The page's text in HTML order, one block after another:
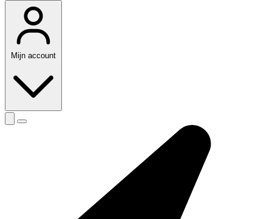
Mijn account